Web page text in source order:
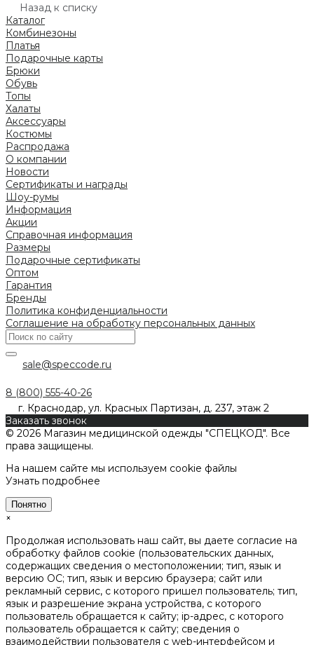
Назад к списку
Каталог
Комбинезоны
Платья
Подарочные карты
Брюки
Обувь
Топы
Халаты
Аксессуары
Костюмы
Распродажа
О компании
Новости
Сертификаты и награды
Шоу-румы
Информация
Акции
Справочная информация
Размеры
Подарочные сертификаты
Оптом
Гарантия
Бренды
Политика конфиденциальности
Соглашение на обработку персональных данных
sale@speccode.ru
8 (800) 555-40-26
г. Краснодар, ул. Красных Партизан, д. 237, этаж 2
Заказать звонок
© 2026 Магазин медицинской одежды "СПЕЦКОД". Все
права защищены.
На нашем сайте мы используем cookie файлы
Узнать подробнее
Понятно
×
Продолжая использовать наш сайт, вы даете согласие на
обработку файлов cookie (пользовательских данных,
содержащих сведения о местоположении; тип, язык и
версию ОС; тип, язык и версию браузера; сайт или
рекламный сервис, с которого пришел пользователь; тип,
язык и разрешение экрана устройства, с которого
пользователь обращается к сайту; ip-адрес, с которого
пользователь обращается к сайту; сведения о
взаимодействии пользователя с web-интерфейсом и